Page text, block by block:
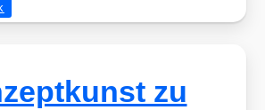
zu